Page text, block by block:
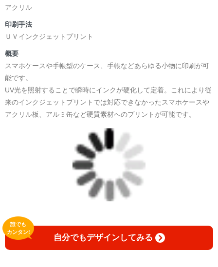
<デザイン画集&グッズカタログ>
小説 [弛まぬ言霊]
挿画&グッズカタログ <デザイン画集:BEST版>
＜著者:作詞/挿画作成＞ 凛々風 猛 -リリカゼタケル
☆本作品内で表現されている作詞20曲も掲載.
日本語版: https://amzn.asia/d/1pxD3g4
小説 [弛まぬ言霊] 挿画&グッズカタログ
<デザイン画集:Comics Style Version.>
＜著者:挿画作成＞ 凛々風 猛 -リリカゼタケル
日本語版: https://amzn.asia/d/fxD6D5U
小説 [弛まぬ言霊] <挿画:スケッチ&塗り絵ver.>
-挿画デザイン画集&グッズカタログ-
＜著者/小説:作詞:挿画作成＞
凛々風 猛-リリカゼタケル
https://amzn.asia/d/0dgbLm4e
<デザイン画集&グッズカタログ>
＿＿＿＿＿＿＿＿＿＿＿＿＿＿＿＿＿＿＿＿＿＿
小説 [刺すように燃えるような眼差しは] -Version1.
アクリル
印刷手法
ＵＶインクジェットプリント
概要
スマホケースや手帳型のケース、手帳などあらゆる小物に印刷が可
能です。
UV光を照射することで瞬時にインクが硬化して定着。これにより従
来のインクジェットプリントでは対応できなかったスマホケースや
アクリル板、アルミ缶など硬質素材へのプリントが可能です。
自分でもデザインしてみる
誰でも
カンタン!